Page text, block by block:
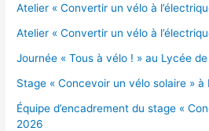
Atelier « Convertir un vélo à
Atelier « Convertir un vélo à
Journée « Tous à vélo ! » au Lycée
Stage « Concevoir un vélo solaire » à
Équipe d’encadrement du stage «
2026